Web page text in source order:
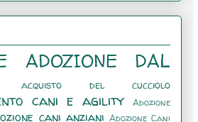
ADOZIONE DAL
acquisto del cucciolo
cani e agility
Adozione
cani anziani Adozione Cani